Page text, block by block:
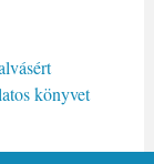
könyvet